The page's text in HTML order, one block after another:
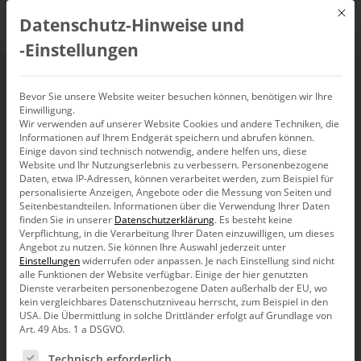
Partner Online-
Meetup
14. Mai 2020, 10:00–12:00Uhr,Live-Webinar
Mit
Datenschutz-Hinweise und
‑Einstellungen
Bevor Sie unsere Website weiter besuchen können, benötigen wir Ihre
Einwilligung.
Wir verwenden auf unserer Website Cookies und andere Techniken, die
Informationen auf Ihrem Endgerät speichern und abrufen können.
Einige davon sind technisch notwendig, andere helfen uns, diese
Website und Ihr Nutzungserlebnis zu verbessern. Personenbezogene
Daten, etwa IP-Adressen, können verarbeitet werden, zum Beispiel für
personalisierte Anzeigen, Angebote oder die Messung von Seiten und
Seitenbestandteilen. Informationen über die Verwendung Ihrer Daten
finden Sie in unserer Datenschutzerklärung. Es besteht keine
Verpflichtung, in die Verarbeitung Ihrer Daten einzuwilligen, um dieses
Angebot zu nutzen.Sie können Ihre Auswahl jederzeit unter
Einstellungenwiderrufen oder anpassen. Je nach Einstellung sind nicht
alle Funktionen der Website verfügbar. Einige der hier genutzten
Dienste verarbeiten personenbezogene Daten außerhalb der EU, wo
kein vergleichbares Datenschutzniveau herrscht, zum Beispiel in den
USA. Die Übermittlung in solche Drittländer erfolgt auf Grundlage von
Art. 49 Abs. 1 a DSGVO.
Es folgt eine Liste der Service-Gruppen, für die eine